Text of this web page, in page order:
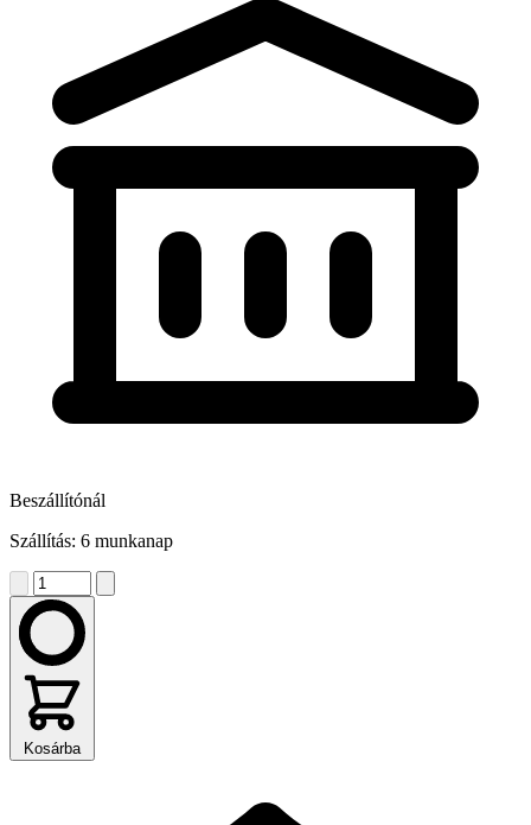
Beszállítónál
Szállítás: 6 munkanap
Kosárba